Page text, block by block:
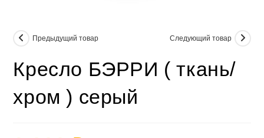
Предыдущий товар Следующий товар
Кресло БЭРРИ ( ткань/
хром ) серый